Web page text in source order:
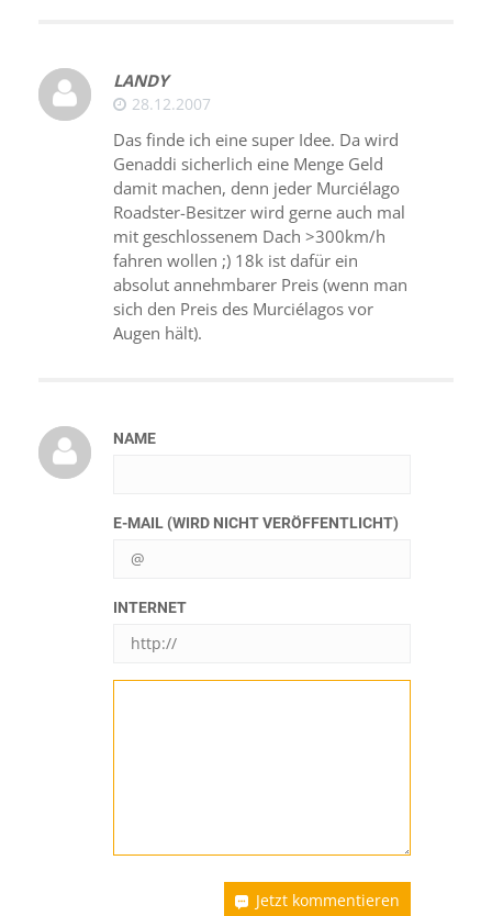
LANDY
28.12.2007
Das finde ich eine super Idee. Da wird
Genaddi sicherlich eine Menge Geld
damit machen, denn jeder Murciélago
Roadster-Besitzer wird gerne auch mal
mit geschlossenem Dach >300km/h
fahren wollen ;) 18k ist dafür ein
absolut annehmbarer Preis (wenn man
sich den Preis des Murciélagos vor
Augen hält).
NAME
E-MAIL (WIRD NICHT VERÖFFENTLICHT)
INTERNET
Jetzt kommentieren